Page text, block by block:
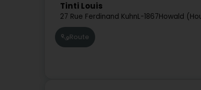
Tinti Louis
27 Rue Ferdinand KuhnL-1867Howald
Route